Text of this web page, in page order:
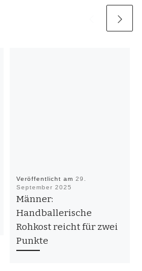
Veröffentlicht am29.
September 2025
Männer:
Handballerische
Rohkost reicht für zwei
Punkte